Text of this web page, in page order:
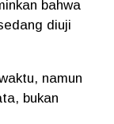
bahwa
diuji
namun
bukan